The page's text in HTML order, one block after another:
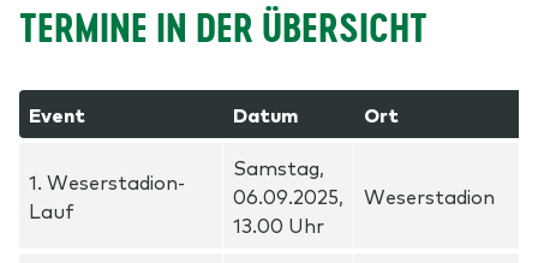
TERMINE IN DER ÜBERSICHT
Event Datum Ort
1. Weserstadion-
Lauf
Samstag,
06.09.2025,
13.00 Uhr
Weserstadion